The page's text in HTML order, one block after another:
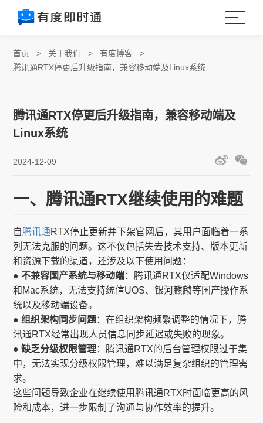
首页 > 关于我们 >有度博客 >
腾讯通RTX停更后升级指南，兼容移动端及Linux系统
腾讯通RTX停更后升级指南，兼容移动端及
Linux系统
2024-12-09
一、腾讯通RTX继续使用的难题
自腾讯通RTX停止更新并下架官网后，其用户面临着一系
列无法克服的问题。这不仅包括失去技术支持、版本更新
和资源下载的渠道，还涉及以下使用问题：
● 不兼容国产系统与移动端：腾讯通RTX仅适配Windows
和Mac系统，无法支持统信UOS、银河麒麟等国产操作系
统以及移动端设备。
● 组织架构同步问题：在组织架构频繁调整的情况下，腾
讯通RTX经常出现人员信息同步延迟或失败的现象。
● 缺乏分级权限管理：腾讯通RTX的后台管理权限过于集
中，无法实现分级权限管理，难以满足复杂组织的管理需
求。
这些问题导致企业在继续使用腾讯通RTX时面临更高的风
险和成本，进一步限制了沟通与协作效率的提升。